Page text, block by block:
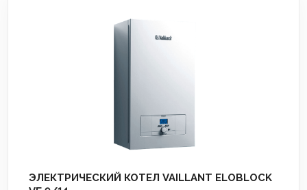
ЭЛЕКТРИЧЕСКИЙ КОТЕЛ VAILLANT ELOBLOCK